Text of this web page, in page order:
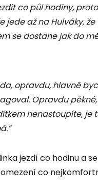
co půl hodiny,
jede až na Hulváky,
se dostane jak do
opravdu, hlavně
Opravdu
nenastoupíte, je
jezdí co hodinu a
co